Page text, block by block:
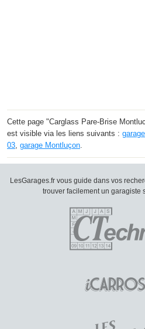
Cette page "Carglass Pare-Brise
est visible via les liens suivants :
03 garage Montluçon
LesGarages.fr vous guide dans vos
trouver facilement un garagiste